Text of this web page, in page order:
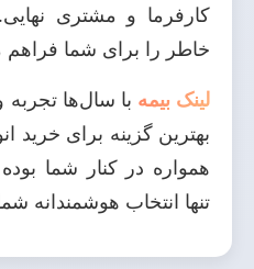
کارفرما و مشتری
خاطر را برای شما فراهم
لینک بیمه با سال‌ها
بهترین گزینه برای خرید
همواره در کنار شما
تنها انتخاب هوشمندانه